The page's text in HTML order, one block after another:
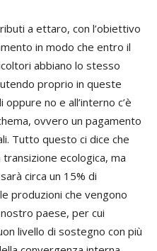
a ettaro, con l’obiettivo
in modo che entro il
abbiano lo stesso
proprio in queste
no e all’interno c’è
ovvero un pagamento
Tutto questo ci dice che
ecologica, ma
circa un 15% di
produzioni che vengono
paese, per cui
livello di sostegno con più